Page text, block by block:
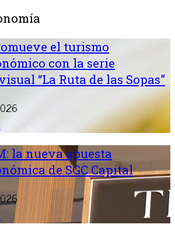
el turismo
con la serie
“La Ruta de las Sopas”
la nueva apuesta
de SGC Capital